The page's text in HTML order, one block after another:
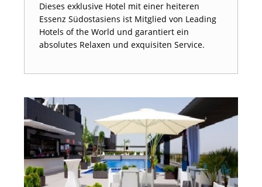
Dieses exklusive Hotel mit einer heiteren
Essenz Südostasiens ist Mitglied von Leading
Hotels of the World und garantiert ein
absolutes Relaxen und exquisiten Service.